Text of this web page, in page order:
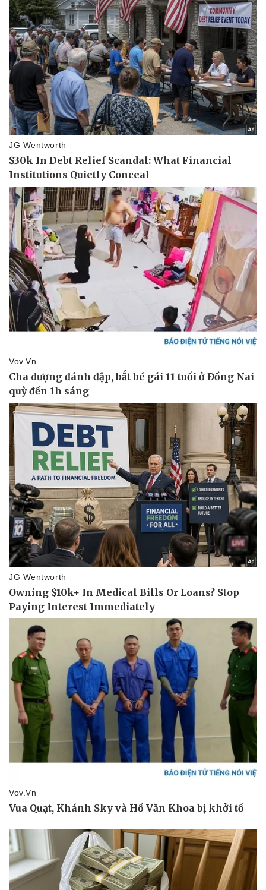
Pháp luật
Vụ án
Tin nóng
Tư vấn luật
Quân sự - Quốc phòng
Vũ khí
Việt Nam
Phân tích